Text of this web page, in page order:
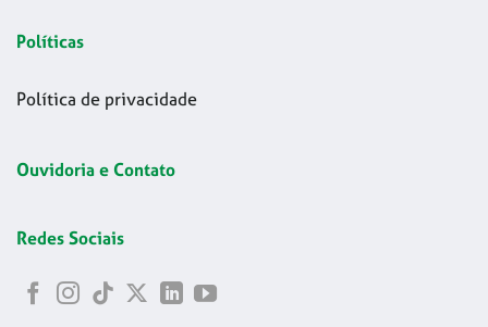
Políticas
Política de privacidade
Ouvidoria e Contato
Redes Sociais